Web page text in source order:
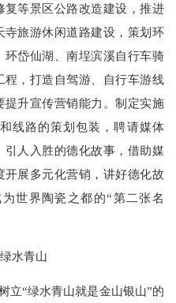
等景区公路改造建设，推进
旅游休闲道路建设，策划环
岱仙湖、南埕滨溪自行车骑
，打造自驾游、自行车游线
升宣传营销能力。制定实施
线路的策划包装，聘请媒体
引人入胜的德化故事，借助媒
展多元化营销，讲好德化故
世界陶瓷之都的“第二张名
水青山
“绿水青山就是金山银山”的